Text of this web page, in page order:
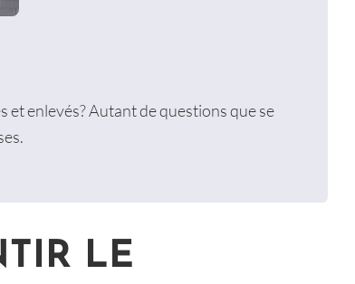
et enlevés? Autant de questions que se
LE